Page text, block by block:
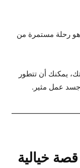
هو رحلة مستمرة من
يمكنك أن تتطور
عمل مثير.
خيالية